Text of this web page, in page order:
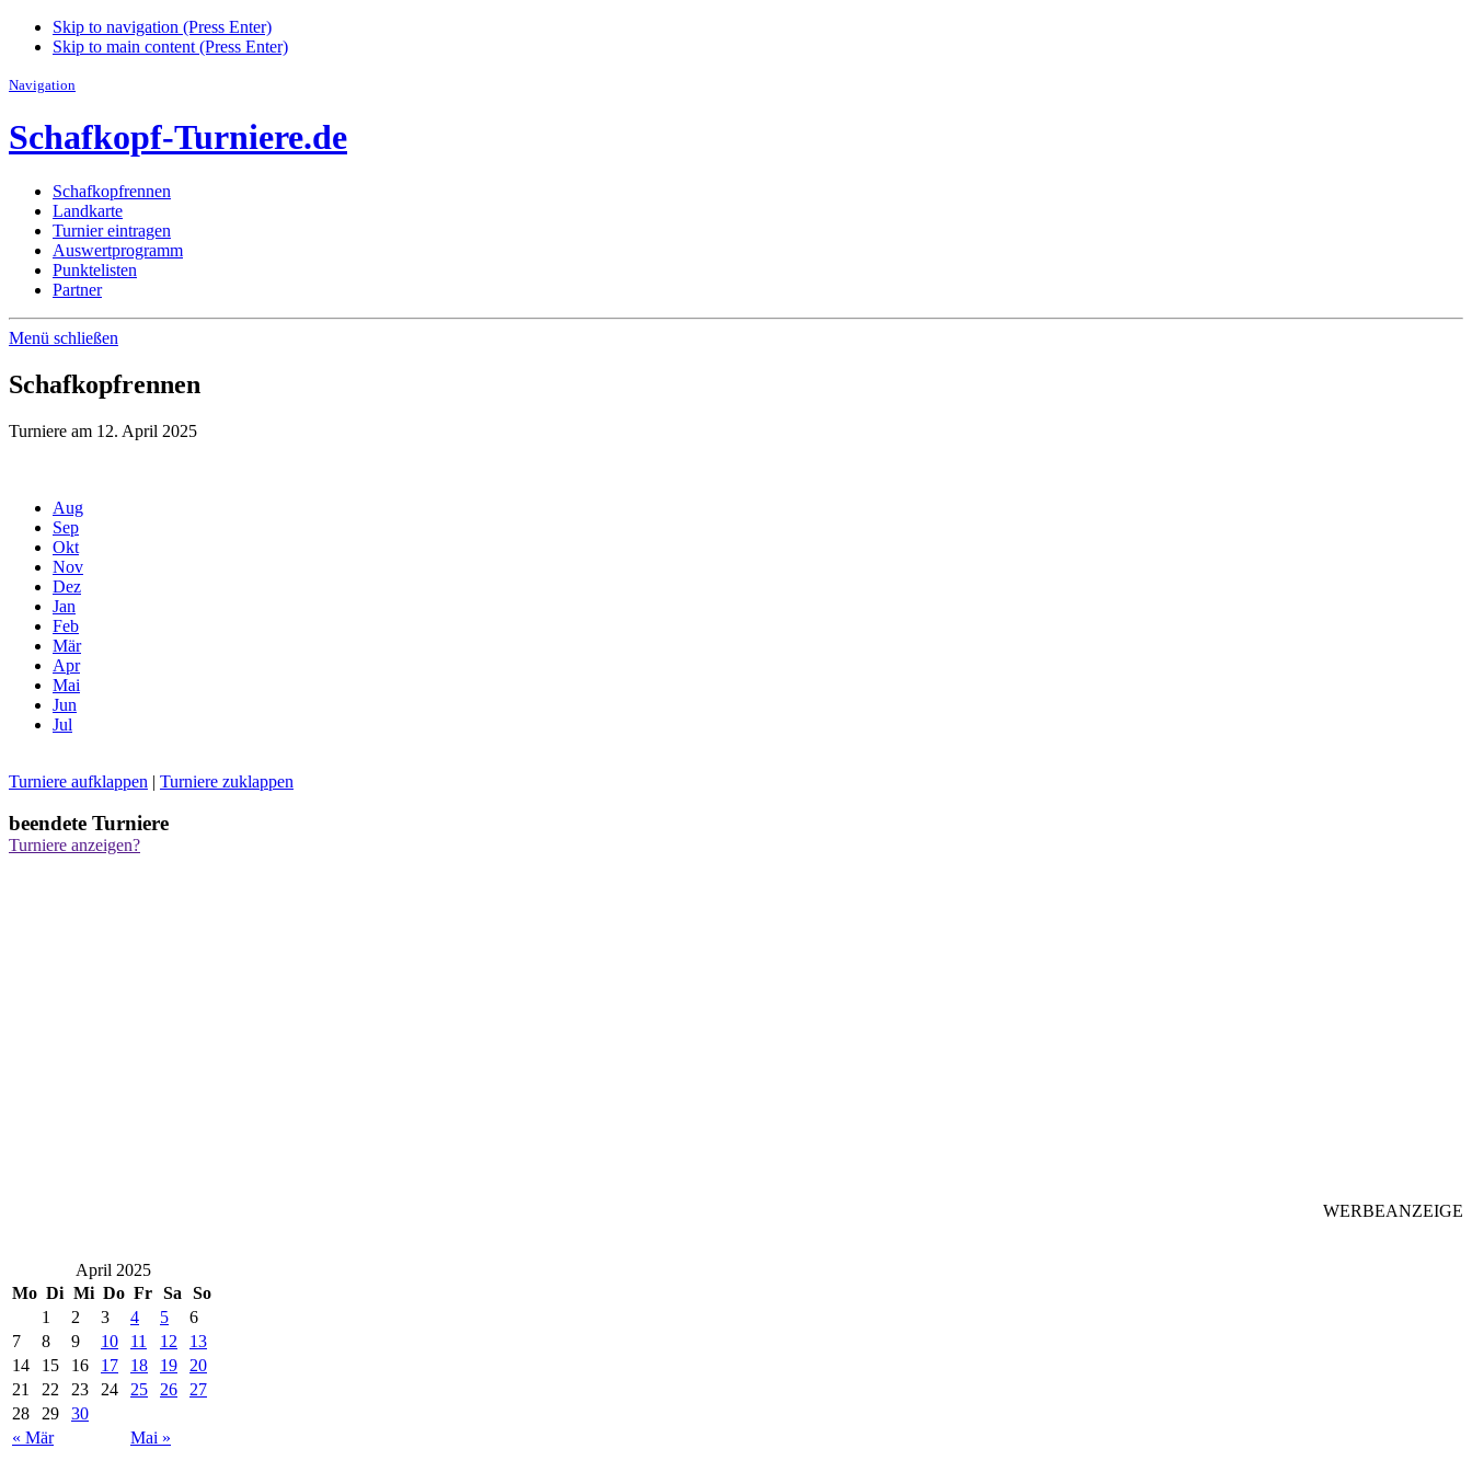
Skip to navigation (Press Enter)
Skip to main content (Press Enter)
Navigation
Schafkopf-Turniere.de
Schafkopfrennen
Landkarte
Turnier eintragen
Auswertprogramm
Punktelisten
Partner
Menü schließen
Schafkopfrennen
Turniere am 12. April 2025
Aug
Sep
Okt
Nov
Dez
Jan
Feb
Mär
Apr
Mai
Jun
Jul
Turniere aufklappen | Turniere zuklappen
beendete Turniere
Turniere anzeigen?
WERBEANZEIGE
April 2025
Mo Di Mi Do Fr Sa So
« Mär Mai »
1 2 3 4 5
6
7
8 9 10 11 12
13
14
15 16 17 18 19
20
21
22 23 24 25 26
27
28
29 30